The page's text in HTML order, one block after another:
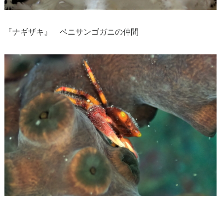
『ナギザキ』 ベニサンゴガニの仲間